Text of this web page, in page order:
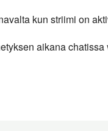
kun striimi on
aikana chatissa